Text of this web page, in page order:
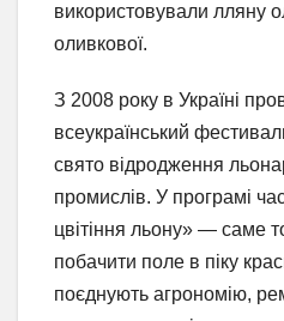
використовували лляну
оливкової.
З 2008 року в Україні
всеукраїнський
свято відродження
промислів. У програмі
цвітіння льону» — саме
побачити поле в піку
поєднують агрономію,